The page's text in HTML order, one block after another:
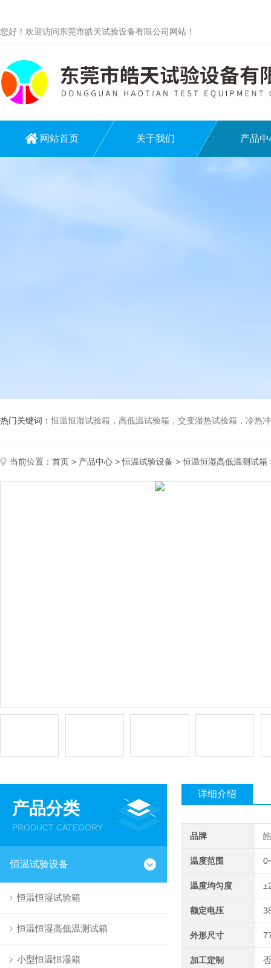
您好！欢迎访问东莞市皓天试验设备有限公司网站！
网站首页 关于我们 产品中
热门关键词：恒温恒湿试验箱，高低温试验箱，交变湿热试验箱，冷热冲击试验
当前位置： 首页 > 产品中心 >恒温试验设备 >恒温恒湿高低温测试箱
产品分类
PRODUCT CATEGORY
恒温试验设备
恒温恒湿试验箱
恒温恒湿高低温测试箱
小型恒温恒湿箱
详细介绍
品牌
温度范围
温度均匀度
额定电压
外形尺寸
加工定制